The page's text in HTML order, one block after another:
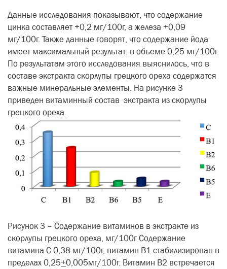
Данные исследования показывают, что содержание
цинка составляет +0,2 мг/100г, а железа +0,09
мг/100г. Также данные говорят, что содержание йода
имеет максимальный результат: в объеме 0,25 мг/100г.
По результатам этого исследования выяснилось, что в
составе экстракта скорлупы грецкого ореха содержатся
важные минеральные элементы. На рисунке 3
приведен витаминный состав экстракта из скорлупы
грецкого ореха.
Рисунок 3 – Содержание витаминов в экстракте из
скорлупы грецкого ореха, мг/100г Содержание
витамина С 0,38 мг/100г, витамин В1 стабилизирован в
пределах 0,25+0,005мг/100г. Витамин В2 встречается